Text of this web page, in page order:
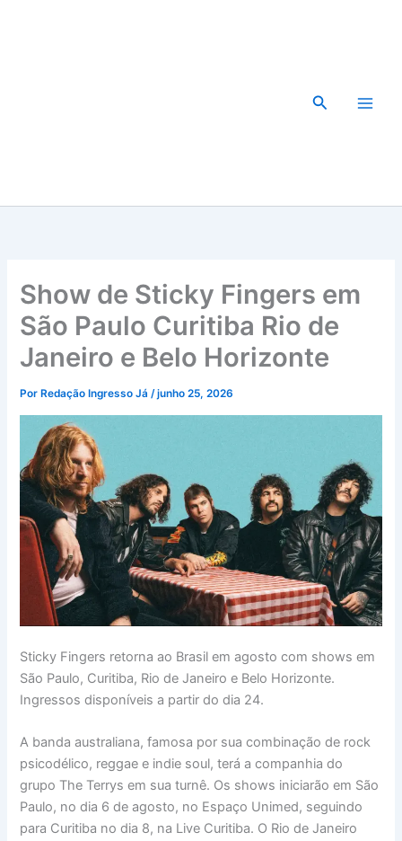
Pesquisar
Show de Sticky Fingers em
São Paulo Curitiba Rio de
Janeiro e Belo Horizonte
Por Redação Ingresso Já/junho 25, 2026
Sticky Fingers retorna ao Brasil em agosto com shows em
São Paulo, Curitiba, Rio de Janeiro e Belo Horizonte.
Ingressos disponíveis a partir do dia 24.
A banda australiana, famosa por sua combinação de rock
psicodélico, reggae e indie soul, terá a companhia do
grupo The Terrys em sua turnê. Os shows iniciarão em São
Paulo, no dia 6 de agosto, no Espaço Unimed, seguindo
para Curitiba no dia 8, na Live Curitiba. O Rio de Janeiro